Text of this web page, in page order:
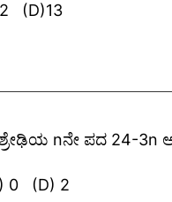
(A) 11 (B) 1 (C)12 (D)13
nನೇ ಪದ 24-3n
(A) 18 (B) 15 (C) 0 (D) 2